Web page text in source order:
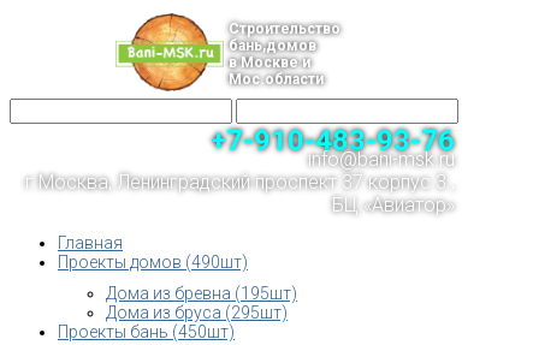
Строительство
бань,домов
в Москве и
Мос.области
+7-910-483-93-76
info@bani-msk.ru
г.Москва, Ленинградский проспект 37 корпус 3 ,
БЦ «Авиатор»
Главная
Проекты домов (490шт)
Дома из бревна (195шт)
Дома из бруса (295шт)
Проекты бань (450шт)